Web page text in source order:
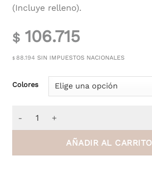
(Incluye relleno).
$106.715
$88.194 SIN IMPUESTOS NACIONALES
Colores
AÑADIR AL CARRITO